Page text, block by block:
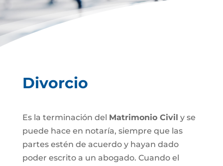
Divorcio
Es la terminación del Matrimonio Civil y se
puede hace en notaría, siempre que las
partes estén de acuerdo y hayan dado
poder escrito a un abogado. Cuando el